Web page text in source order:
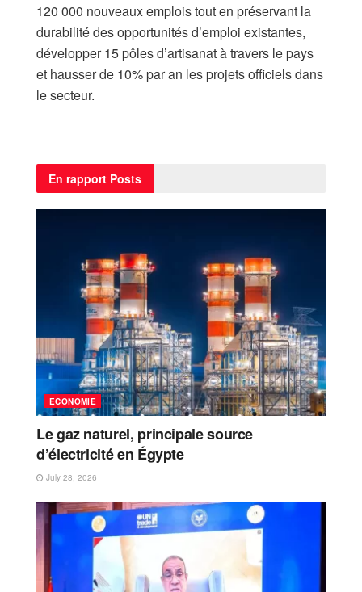
120 000 nouveaux emplois tout en préservant la
durabilité des opportunités d’emploi existantes,
développer 15 pôles d’artisanat à travers le pays
et hausser de 10% par an les projets officiels dans
le secteur.
En rapport Posts
ECONOMIE
Le gaz naturel, principale source
d’électricité en Égypte
July 28, 2026